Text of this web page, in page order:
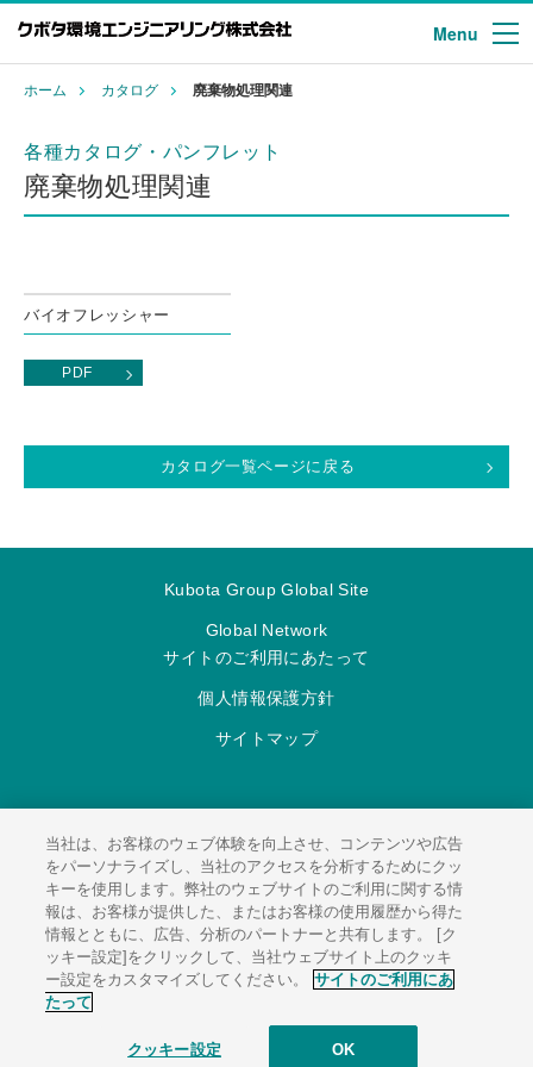
Menu
ホーム カタログ 廃棄物処理関連
各種カタログ・パンフレット
廃棄物処理関連
バイオフレッシャー
PDF
カタログ一覧ページに戻る
Kubota Group Global Site
Global Network
サイトのご利用にあたって
個人情報保護方針
サイトマップ
© 2026 KUBOTA Environmental Engineering Corporation.
当社は、お客様のウェブ体験を向上させ、コンテンツや広告
をパーソナライズし、当社のアクセスを分析するためにクッ
キーを使用します。弊社のウェブサイトのご利用に関する情
報は、お客様が提供した、またはお客様の使用履歴から得た
情報とともに、広告、分析のパートナーと共有します。 [ク
ッキー設定]をクリックして、当社ウェブサイト上のクッキ
ー設定をカスタマイズしてください。
サイトのご利用にあ
たって
クッキー設定 OK